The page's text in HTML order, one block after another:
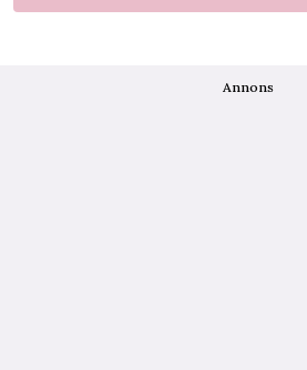
Annons